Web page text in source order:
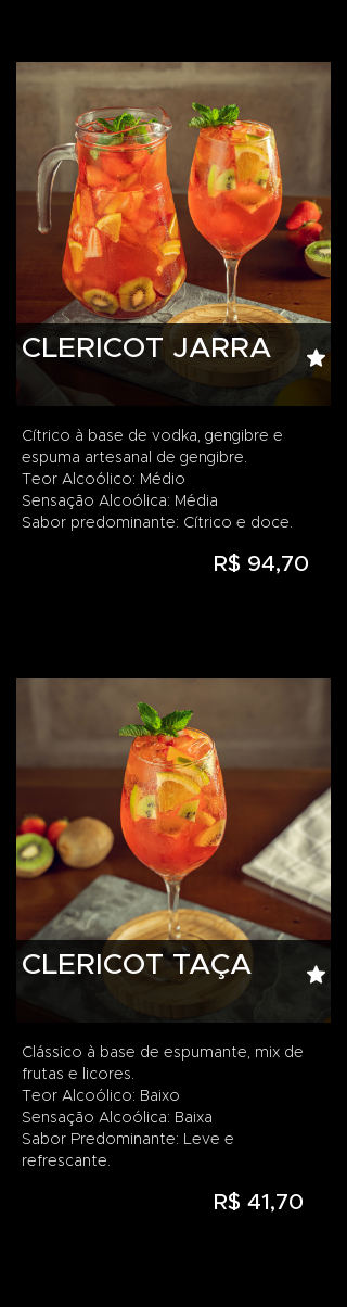
CLERICOT JARRA
Cítrico à base de vodka, gengibre e
espuma artesanal de gengibre.
Teor Alcoólico: Médio
Sensação Alcoólica: Média
Sabor predominante: Cítrico e doce.
R$ 94,70
CLERICOT TAÇA
Clássico à base de espumante, mix de
frutas e licores.
Teor Alcoólico: Baixo
Sensação Alcoólica: Baixa
Sabor Predominante: Leve e
refrescante.
R$ 41,70